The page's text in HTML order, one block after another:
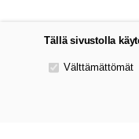
Tällä sivustolla
Valitse käytettävät
Välttämättömät